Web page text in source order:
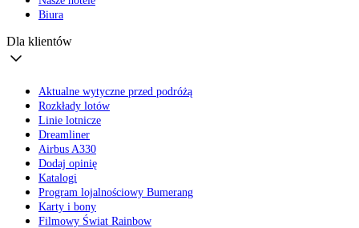
Biura
Dla klientów
Aktualne wytyczne przed podróżą
Rozkłady lotów
Linie lotnicze
Dreamliner
Airbus A330
Dodaj opinię
Katalogi
Program lojalnościowy Bumerang
Karty i bony
Filmowy Świat Rainbow